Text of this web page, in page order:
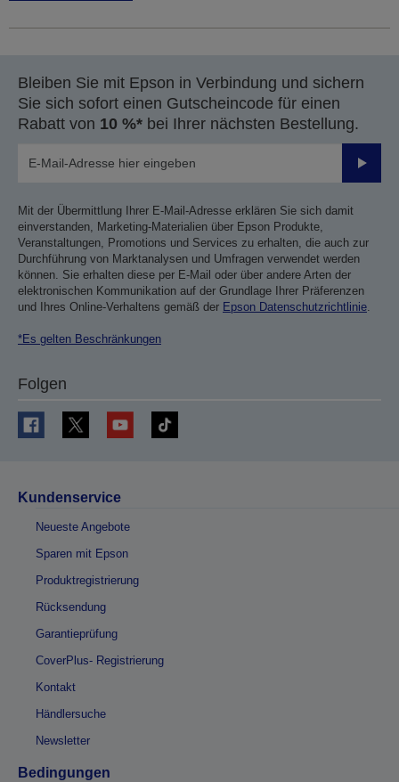
Bleiben Sie mit Epson in Verbindung und sichern
Sie sich sofort einen Gutscheincode für einen
Rabatt von 10 %* bei Ihrer nächsten Bestellung.
Mit der Übermittlung Ihrer E-Mail-Adresse erklären Sie sich damit
einverstanden, Marketing-Materialien über Epson Produkte,
Veranstaltungen, Promotions und Services zu erhalten, die auch zur
Durchführung von Marktanalysen und Umfragen verwendet werden
können. Sie erhalten diese per E-Mail oder über andere Arten der
elektronischen Kommunikation auf der Grundlage Ihrer Präferenzen
und Ihres Online-Verhaltens gemäß der Epson Datenschutzrichtlinie.
*Es gelten Beschränkungen
Folgen
Kundenservice
Neueste Angebote
Sparen mit Epson
Produktregistrierung
Rücksendung
Garantieprüfung
CoverPlus- Registrierung
Kontakt
Händlersuche
Newsletter
Bedingungen